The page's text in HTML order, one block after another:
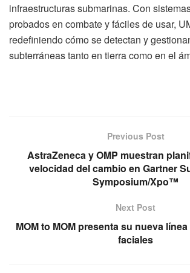
infraestructuras submarinas. Con
probados en combate y fáciles de usar,
redefiniendo cómo se detectan y
subterráneas tanto en tierra como en el
Previous Post
AstraZeneca y OMP muestran
velocidad del cambio en Gartner
Symposium/Xpo™
Next Post
MOM to MOM presenta su nueva
faciales